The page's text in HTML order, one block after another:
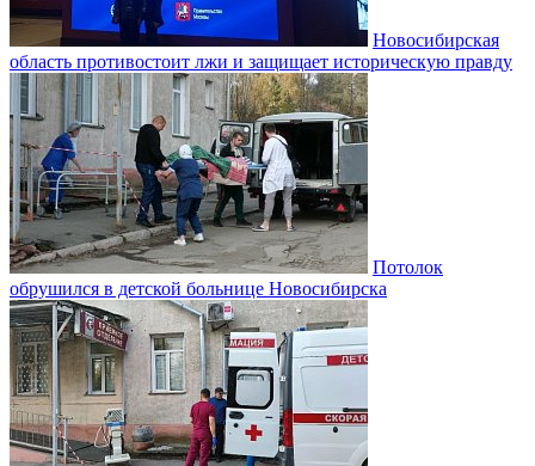
Новосибирская
область противостоит лжи и защищает историческую правду
Потолок
обрушился в детской больнице Новосибирска